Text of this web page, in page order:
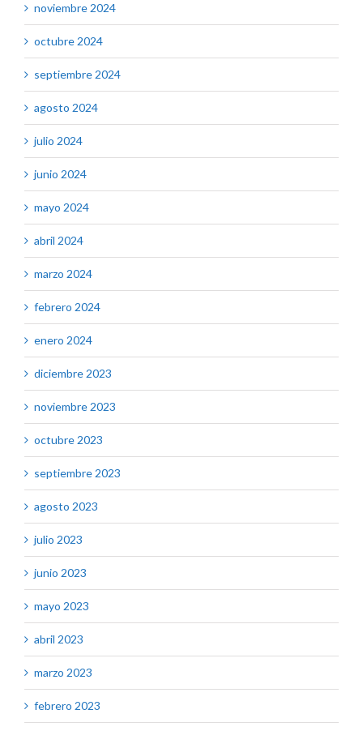
noviembre 2024
octubre 2024
septiembre 2024
agosto 2024
julio 2024
junio 2024
mayo 2024
abril 2024
marzo 2024
febrero 2024
enero 2024
diciembre 2023
noviembre 2023
octubre 2023
septiembre 2023
agosto 2023
julio 2023
junio 2023
mayo 2023
abril 2023
marzo 2023
febrero 2023